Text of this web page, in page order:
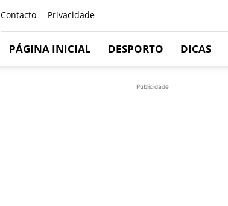
Contacto Privacidade
PÁGINA INICIAL DESPORTO DICAS
Publicidade